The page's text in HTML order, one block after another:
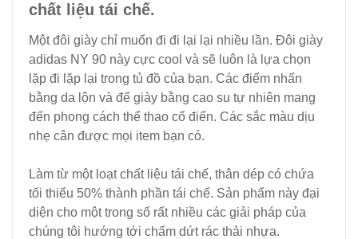
chất liệu tái chế.
Một đôi giày chỉ muốn đi đi lại lại nhiều lần. Đôi giày
adidas NY 90 này cực cool và sẽ luôn là lựa chọn
lặp đi lặp lại trong tủ đồ của bạn. Các điểm nhấn
bằng da lộn và đế giày bằng cao su tự nhiên mang
đến phong cách thể thao cổ điển. Các sắc màu dịu
nhẹ cân được mọi item bạn có.
Làm từ một loạt chất liệu tái chế, thân dép có chứa
tối thiểu 50% thành phần tái chế. Sản phẩm này đại
diện cho một trong số rất nhiều các giải pháp của
chúng tôi hướng tới chấm dứt rác thải nhựa.